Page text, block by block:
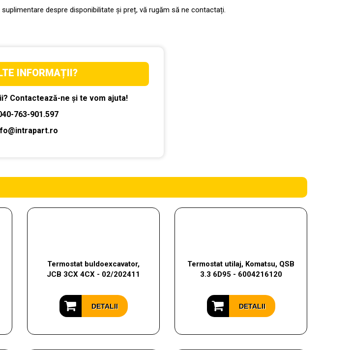
despre disponibilitate și preț, vă rugăm să ne contactați.
INFORMAȚII?
Contactează-ne și te vom ajuta!
763-901.597
Termostat buldoexcavator,
JCB 3CX 4CX - 02/202411
DETALII
Termostat utilaj, Komatsu, QSB
3.3 6D95 - 6004216120
DETALII